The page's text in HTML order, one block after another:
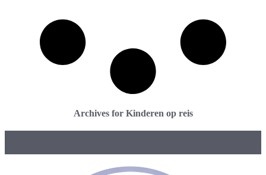
Archives for Kinderen op reis